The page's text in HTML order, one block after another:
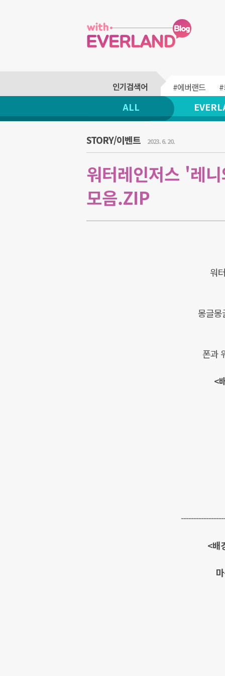
#에버랜드
ALL
STORY/이벤트 2023. 6. 20.
워터레인저스 '레
모음.ZIP
워
몽글
폰과
<
<배